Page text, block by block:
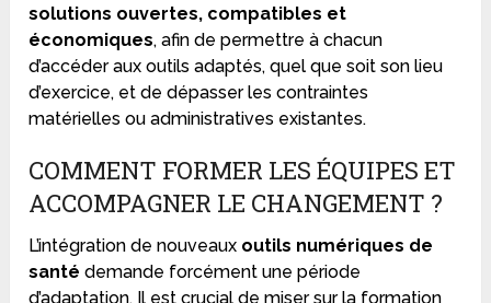
solutions ouvertes, compatibles et
économiques, afin de permettre à chacun
d’accéder aux outils adaptés, quel que soit son lieu
d’exercice, et de dépasser les contraintes
matérielles ou administratives existantes.
COMMENT FORMER LES ÉQUIPES ET
ACCOMPAGNER LE CHANGEMENT ?
L’intégration de nouveaux outils numériques de
santé demande forcément une période
d’adaptation. Il est crucial de miser sur la formation